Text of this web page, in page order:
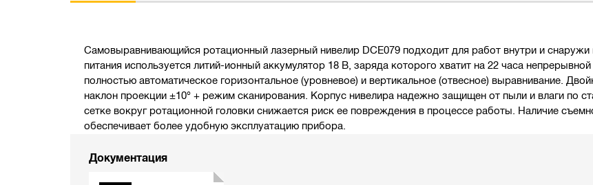
Cамовыравнивающийся ротационный лазерный нивелир DCE079 подходит для работ внутри и снаружи
питания используется литий-ионный аккумулятор 18 В, заряда которого хватит на 22 часа
полностью автоматическое горизонтальное (уровневое) и вертикальное (отвесное) выравнивание.
наклон проекции ±10° + режим сканирования. Корпус нивелира надежно защищен от пыли и влаги по
сетке вокруг ротационной головки снижается риск ее повреждения в процессе работы. Наличие
обеспечивает более удобную эксплуатацию прибора.
Документация